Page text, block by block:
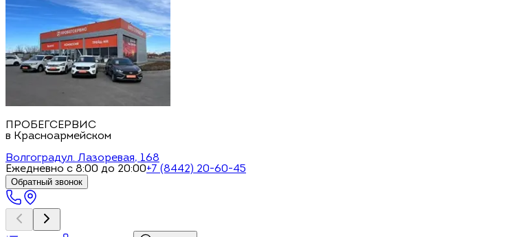
ПРОБЕГСЕРВИС
в Красноармейском
Волгоградул. Лазоревая, 168
Ежедневно с 8:00 до 20:00+7 (8442) 20-60-45
Обратный звонок